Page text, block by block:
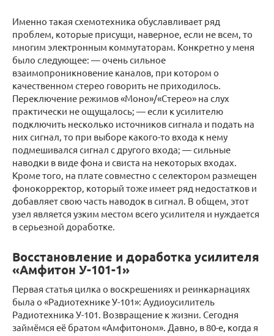
Именно такая схемотехника обуславливает ряд
проблем, которые присущи, наверное, если не всем, то
многим электронным коммутаторам. Конкретно у меня
было следующее: — очень сильное
взаимопроникновение каналов, при котором о
качественном стерео говорить не приходилось.
Переключение режимов «Моно»/«Стерео» на слух
практически не ощущалось; — если к усилителю
подключить несколько источников сигнала и подать на
них сигнал, то при выборе какого-то входа к нему
подмешивался сигнал с другого входа; — сильные
наводки в виде фона и свиста на некоторых входах.
Кроме того, на плате совместно с селектором размещен
фонокорректор, который тоже имеет ряд недостатков и
добавляет свою часть наводок в сигнал. В общем, этот
узел является узким местом всего усилителя и нуждается
в серьезной доработке.
Восстановление и доработка усилителя
«Амфитон У-101-1»
Первая статья цилка о воскрешениях и реинкарнациях
была о «Радиотехнике У-101»: Аудиоусилитель
Радиотехника У-101. Возвращение к жизни. Сегодня
займёмся её братом «Амфитоном». Давно, в 80-е, когда я